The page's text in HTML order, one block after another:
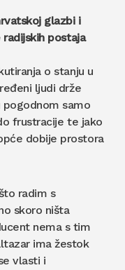
glazbi i
postaja
o stanju u
ljudi drže
pogodnom samo
frustracije te jako
dobije prostora
radim s
skoro ništa
nema s tim
ima žestok
vlasti i